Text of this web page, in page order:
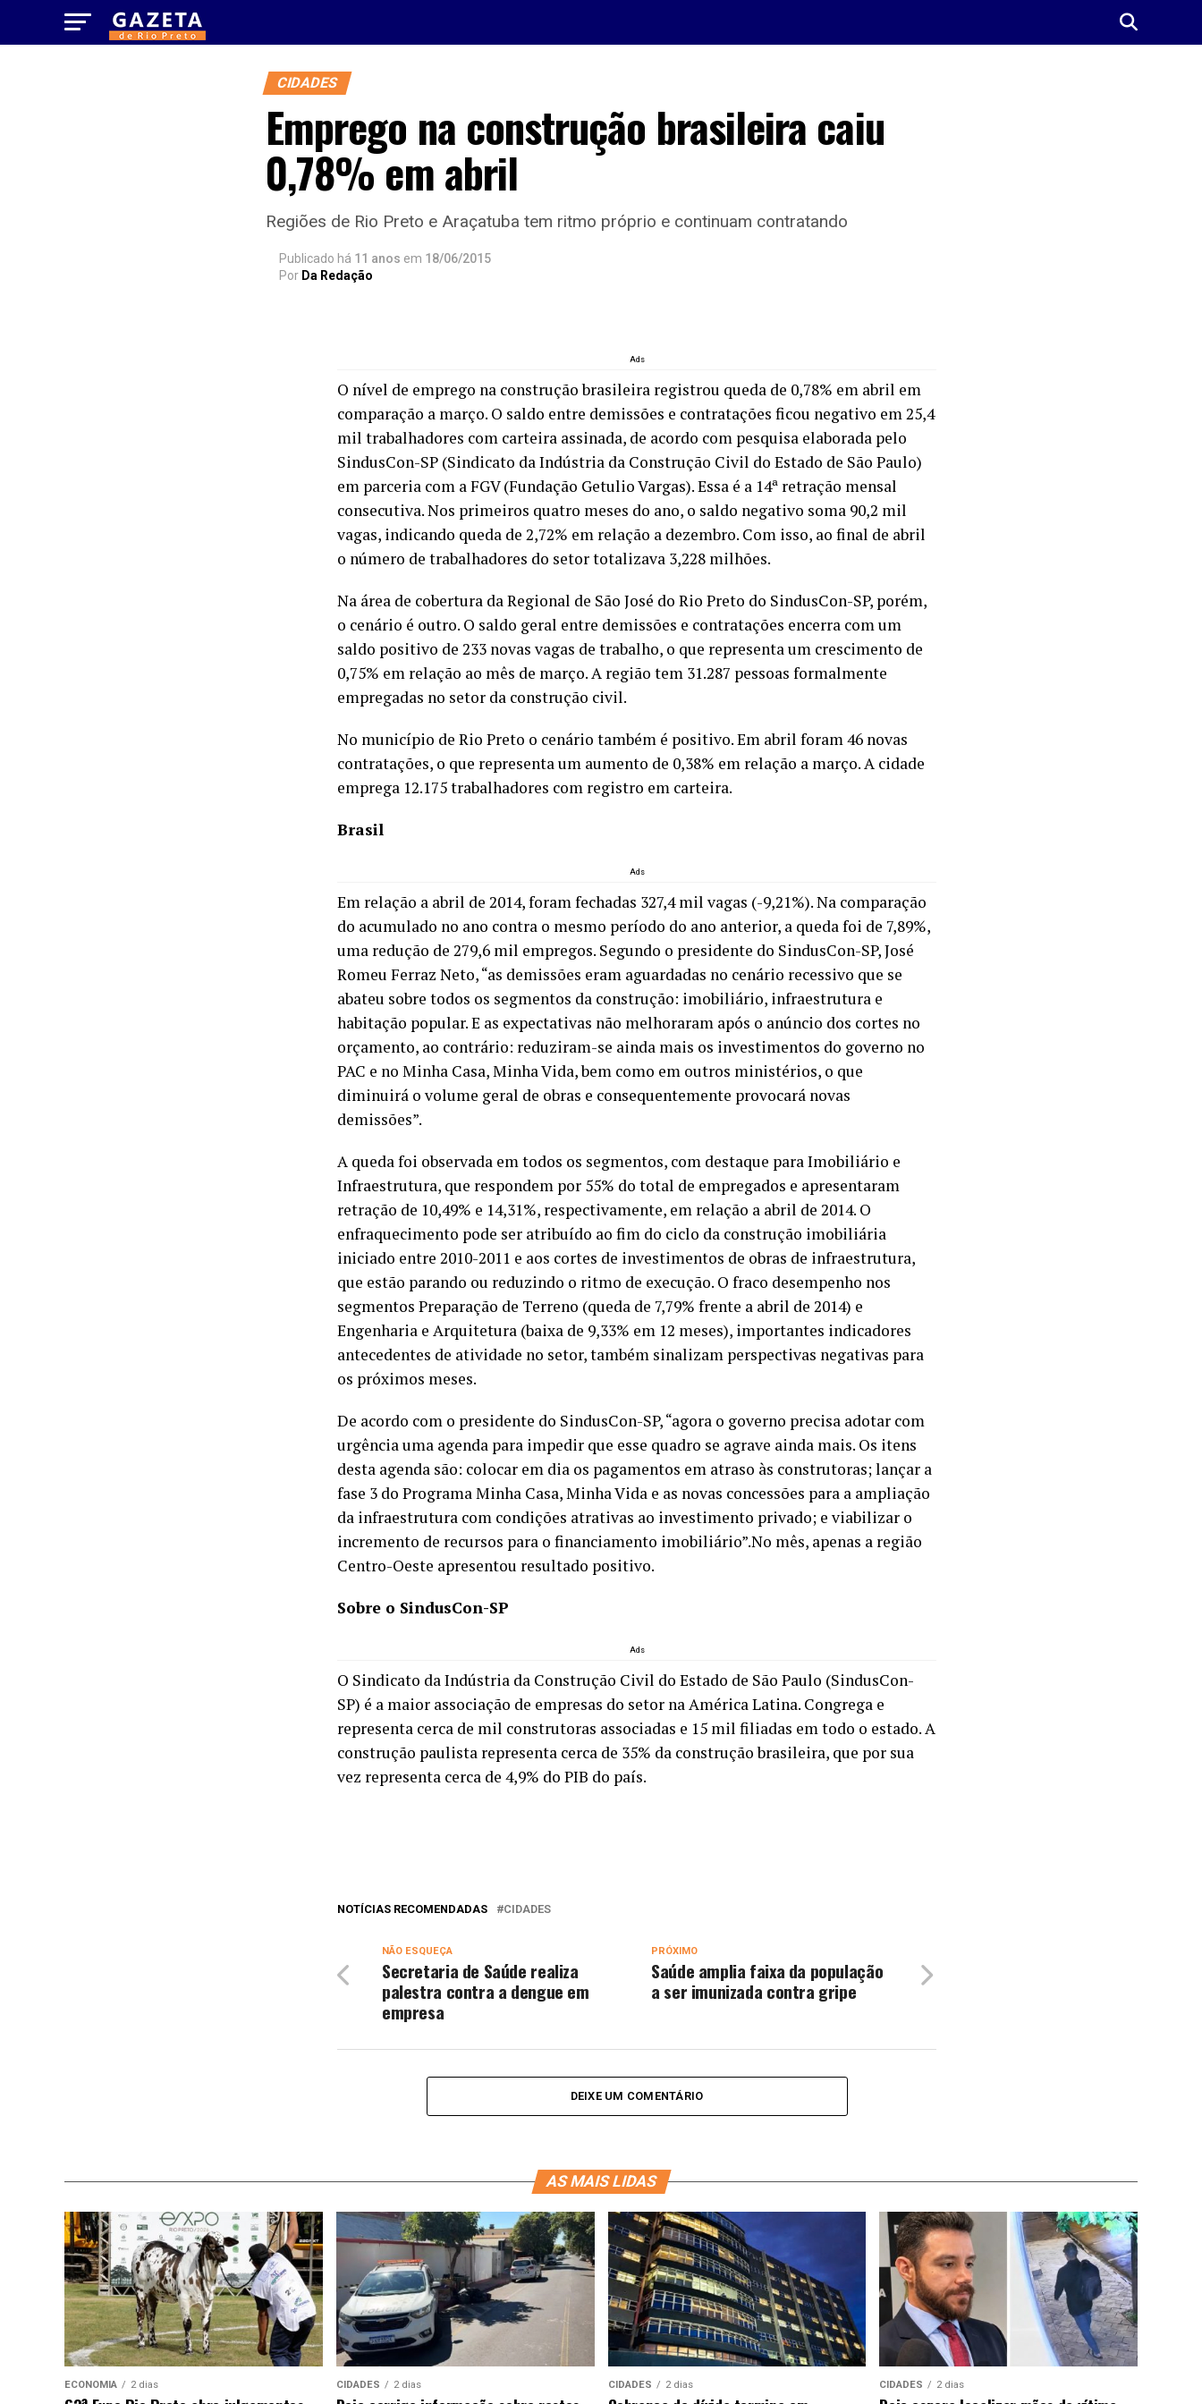
CIDADES
Emprego na construção brasileira caiu
0,78% em abril
Regiões de Rio Preto e Araçatuba tem ritmo próprio e continuam contratando
Publicado há 11 anos em 18/06/2015
Por Da Redação
Ads
O nível de emprego na construção brasileira registrou queda de 0,78% em abril em
comparação a março. O saldo entre demissões e contratações ficou negativo em 25,4
mil trabalhadores com carteira assinada, de acordo com pesquisa elaborada pelo
SindusCon-SP (Sindicato da Indústria da Construção Civil do Estado de São Paulo)
em parceria com a FGV (Fundação Getulio Vargas). Essa é a 14ª retração mensal
consecutiva. Nos primeiros quatro meses do ano, o saldo negativo soma 90,2 mil
vagas, indicando queda de 2,72% em relação a dezembro. Com isso, ao final de abril
o número de trabalhadores do setor totalizava 3,228 milhões.
Na área de cobertura da Regional de São José do Rio Preto do SindusCon-SP, porém,
o cenário é outro. O saldo geral entre demissões e contratações encerra com um
saldo positivo de 233 novas vagas de trabalho, o que representa um crescimento de
0,75% em relação ao mês de março. A região tem 31.287 pessoas formalmente
empregadas no setor da construção civil.
No município de Rio Preto o cenário também é positivo. Em abril foram 46 novas
contratações, o que representa um aumento de 0,38% em relação a março. A cidade
emprega 12.175 trabalhadores com registro em carteira.
Brasil
Ads
Em relação a abril de 2014, foram fechadas 327,4 mil vagas (-9,21%). Na comparação
do acumulado no ano contra o mesmo período do ano anterior, a queda foi de 7,89%,
uma redução de 279,6 mil empregos. Segundo o presidente do SindusCon-SP, José
Romeu Ferraz Neto, “as demissões eram aguardadas no cenário recessivo que se
abateu sobre todos os segmentos da construção: imobiliário, infraestrutura e
habitação popular. E as expectativas não melhoraram após o anúncio dos cortes no
orçamento, ao contrário: reduziram-se ainda mais os investimentos do governo no
PAC e no Minha Casa, Minha Vida, bem como em outros ministérios, o que
diminuirá o volume geral de obras e consequentemente provocará novas
demissões”.
A queda foi observada em todos os segmentos, com destaque para Imobiliário e
Infraestrutura, que respondem por 55% do total de empregados e apresentaram
retração de 10,49% e 14,31%, respectivamente, em relação a abril de 2014. O
enfraquecimento pode ser atribuído ao fim do ciclo da construção imobiliária
iniciado entre 2010-2011 e aos cortes de investimentos de obras de infraestrutura,
que estão parando ou reduzindo o ritmo de execução. O fraco desempenho nos
segmentos Preparação de Terreno (queda de 7,79% frente a abril de 2014) e
Engenharia e Arquitetura (baixa de 9,33% em 12 meses), importantes indicadores
antecedentes de atividade no setor, também sinalizam perspectivas negativas para
os próximos meses.
De acordo com o presidente do SindusCon-SP, “agora o governo precisa adotar com
urgência uma agenda para impedir que esse quadro se agrave ainda mais. Os itens
desta agenda são: colocar em dia os pagamentos em atraso às construtoras; lançar a
fase 3 do Programa Minha Casa, Minha Vida e as novas concessões para a ampliação
da infraestrutura com condições atrativas ao investimento privado; e viabilizar o
incremento de recursos para o financiamento imobiliário”.No mês, apenas a região
Centro-Oeste apresentou resultado positivo.
Sobre o SindusCon-SP
Ads
O Sindicato da Indústria da Construção Civil do Estado de São Paulo (SindusCon-
SP) é a maior associação de empresas do setor na América Latina. Congrega e
representa cerca de mil construtoras associadas e 15 mil filiadas em todo o estado. A
construção paulista representa cerca de 35% da construção brasileira, que por sua
vez representa cerca de 4,9% do PIB do país.
NOTÍCIAS RECOMENDADAS CIDADES
PRÓXIMO
Saúde amplia faixa da população
a ser imunizada contra gripe
NÃO ESQUEÇA
Secretaria de Saúde realiza
palestra contra a dengue em
empresa
DEIXE UM COMENTÁRIO
AS MAIS LIDAS
ECONOMIA 2 dias CIDADES 2 dias CIDADES 2 dias CIDADES 2 dias